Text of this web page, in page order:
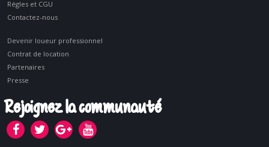
Régles et CGU
Contactez-nous
Devenir loueur professionnel
Contrat de location
Partenaires
Presse
Rejoignez la communauté